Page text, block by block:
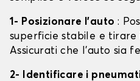
1- Posizionare l'auto :
superficie stabile e tirare
Assicurati che l'auto sia
2- Identificare i